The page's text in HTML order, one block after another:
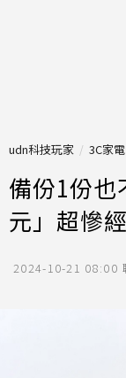
udn科技玩家 3C家電
備份1份也
元」超慘
2024-10-21 08:00